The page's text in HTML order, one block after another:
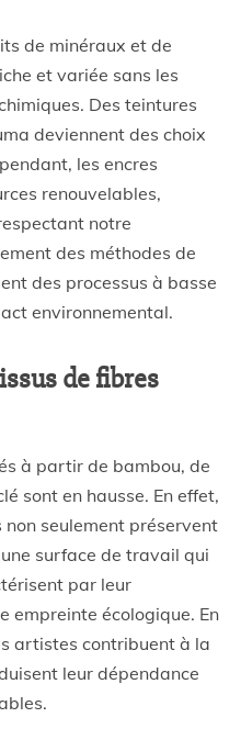
de minéraux et de
et variée sans les
Des teintures
deviennent des choix
les encres
renouvelables,
notre
des méthodes de
des processus à basse
environnemental.
de fibres
à partir de bambou, de
sont en hausse. En effet,
seulement préservent
surface de travail qui
par leur
empreinte écologique. En
artistes contribuent à la
leur dépendance